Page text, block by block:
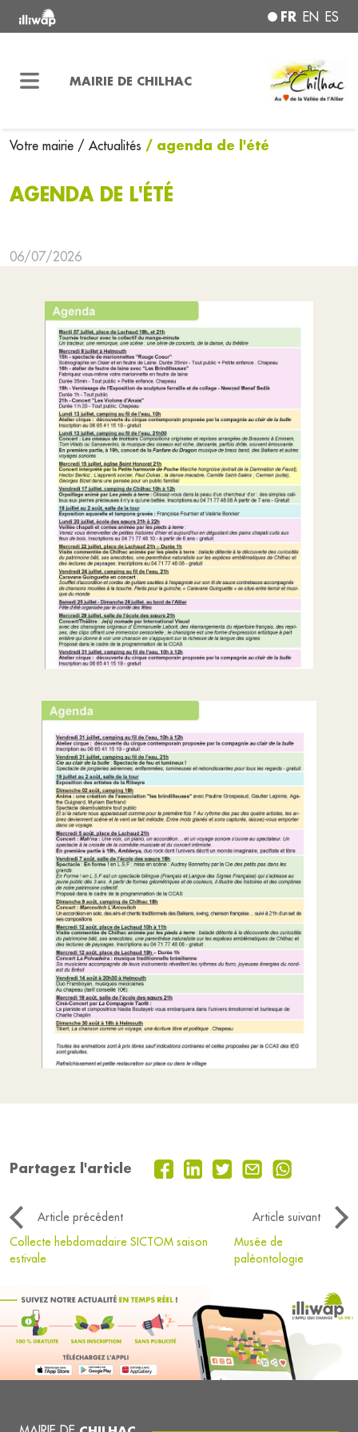
FR EN ES
MAIRIE DE CHILHAC
Votre mairie / Actualités / agenda de l'été
AGENDA DE L'ÉTÉ
06/07/2026
Partagez l'article
Article précédent
Article suivant
Collecte hebdomadaire SICTOM saison
estivale
Musée de
paléontologie